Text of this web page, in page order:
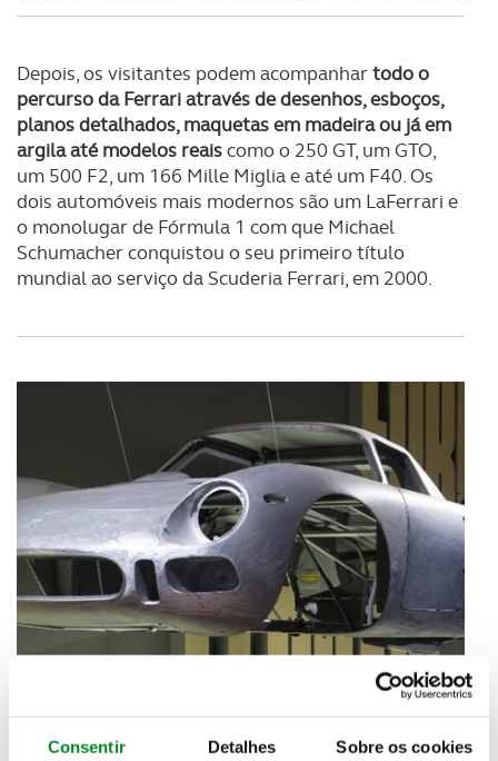
Consentir Detalhes Sobre os cookies
Depois, os visitantes podem acompanhartodo o
percurso da Ferrari através de desenhos, esboços,
planos detalhados, maquetas em madeira ou já em
argila até modelos reaiscomo o 250 GT, um GTO,
um 500 F2, um 166 Mille Miglia e até um F40. Os
dois automóveis mais modernos são um LaFerrari e
o monolugar de Fórmula 1 com que Michael
Schumacher conquistou o seu primeiro título
mundial ao serviço da Scuderia Ferrari, em 2000.